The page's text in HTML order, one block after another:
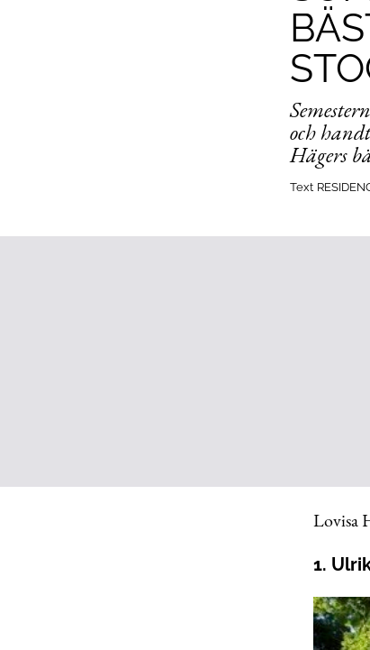
och
Hägers
Text
Lovisa
1.